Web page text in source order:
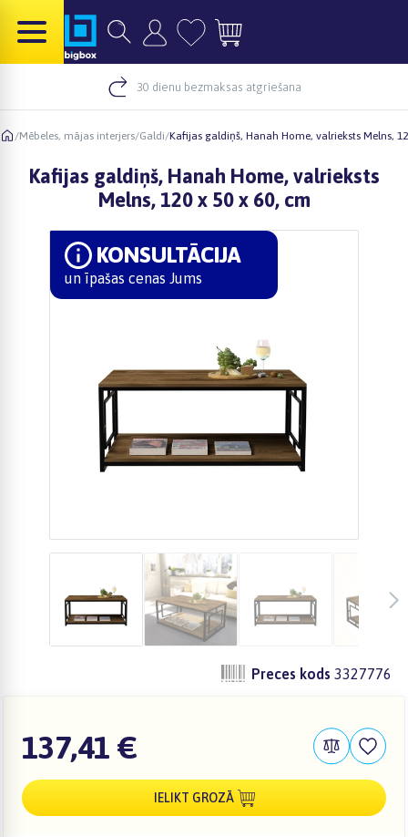
30 dienu bezmaksas atgriešana
/Mēbeles, mājas interjers/Galdi/Kafijas galdiņš, Hanah Home, valrieksts Melns,
Kafijas galdiņš, Hanah Home, valrieksts
Melns, 120 x 50 x 60, cm
KONSULTĀCIJA
un īpašas cenas Jums
Preces kods 3327776
137,41 €
IELIKT GROZĀ